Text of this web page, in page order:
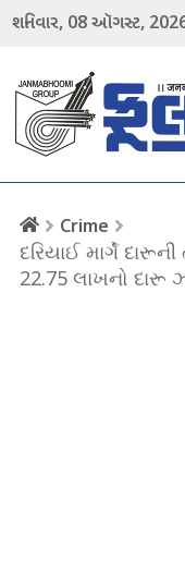
શનિવાર, 08ઑગસ્ટ,
Crime
દરિયાઈ માર્ગે
22.75 લાખનો દારૂ